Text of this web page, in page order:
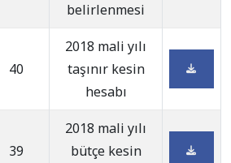
belirlenmesi
40
2018 mali yılı
taşınır kesin
hesabı
39
2018 mali yılı
bütçe kesin